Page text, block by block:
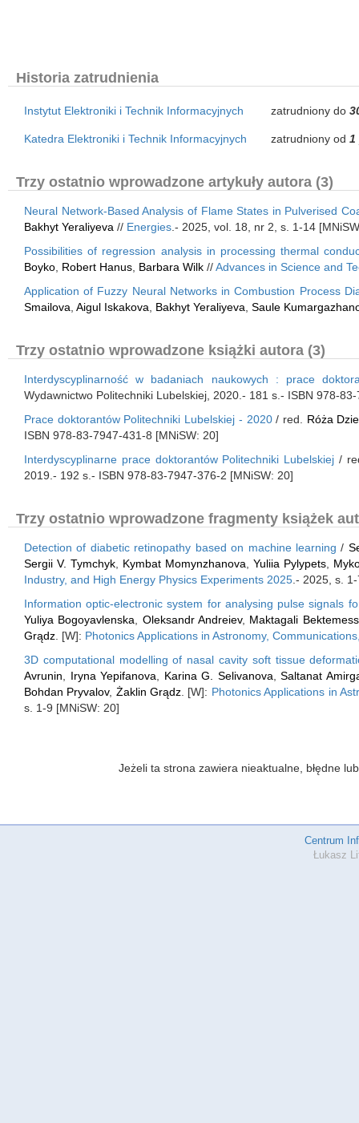
Historia zatrudnienia
Instytut Elektroniki i Technik Informacyjnych zatrudniony do
Katedra Elektroniki i Technik Informacyjnych zatrudniony od 1
Trzy ostatnio wprowadzone artykuły autora (3)
Neural Network-Based Analysis of Flame States in Pulverised
Bakhyt Yeraliyeva // Energies .- 2025, vol. 18, nr 2, s. 1-14
Possibilities of regression analysis in processing thermal
Boyko Robert Hanus Barbara Wilk //Advances in Science and
Application of Fuzzy Neural Networks in Combustion Process
Smailova Aigul Iskakova Bakhyt Yeraliyeva Saule
Trzy ostatnio wprowadzone książki autora (3)
Interdyscyplinarność w badaniach naukowych : prace
Wydawnictwo Politechniki Lubelskiej, 2020.- 181 s.- ISBN 978-
Prace doktorantów Politechniki Lubelskiej - 2020/ red. Róża
ISBN 978-83-7947-431-8 [MNiSW: 20]
Interdyscyplinarne prace doktorantów Politechniki Lubelskiej /
2019.- 192 s.- ISBN 978-83-7947-376-2 [MNiSW: 20]
Trzy ostatnio wprowadzone fragmenty książek
Detection of diabetic retinopathy based on machine learning /
Sergii V. Tymchyk
Kymbat Momynzhanova Yuliia Pylypets
Industry, and High Energy Physics Experiments 2025 .- 2025, s.
Information optic-electronic system for analysing pulse signals
Yuliya Bogoyavlenska
Oleksandr Andreiev, Maktagali
Grądz . [W]: Photonics Applications in Astronomy,
3D computational modelling of nasal cavity soft tissue
Avrunin
Iryna Yepifanova Karina G. Selivanova ,Saltanat
Bohdan Pryvalov, Żaklin Grądz . [W]: Photonics Applications in
s. 1-9 [MNiSW: 20]
Jeżeli ta strona zawiera nieaktualne, błędne
Centrum
Łukasz